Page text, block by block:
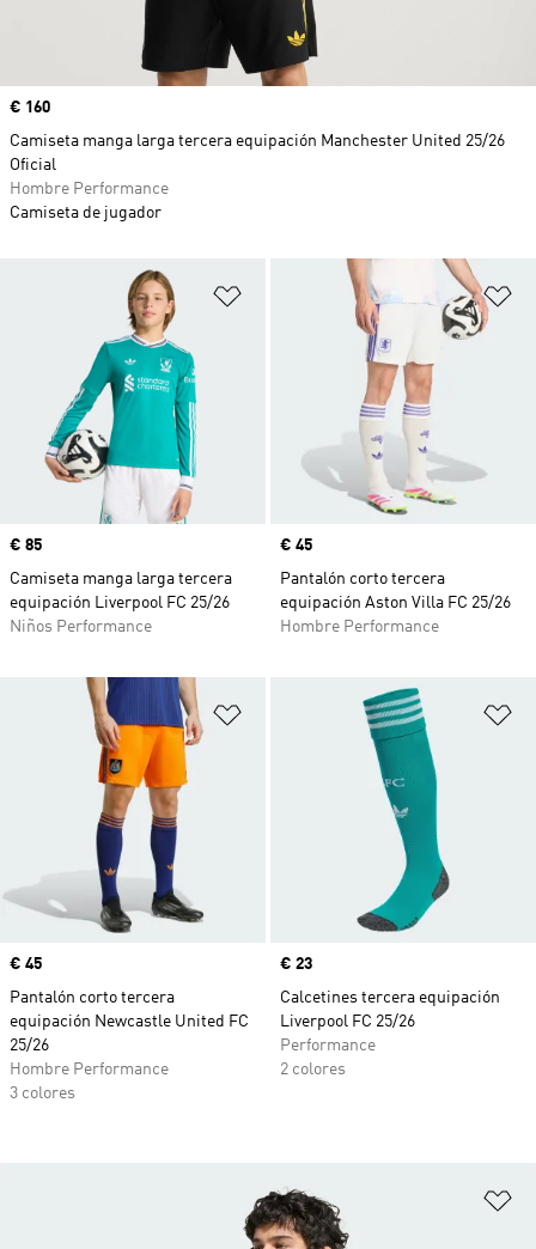
Añadir a la lista de deseos
Precio
€ 85
Camiseta manga larga tercera
equipación Liverpool FC 25/26
Niños Performance
Precio
€ 45
Pantalón corto tercera
equipación Aston Villa FC 25/26
Hombre Performance
Añadir a la lista de deseos
Precio
€ 45
Pantalón corto tercera
equipación Newcastle United FC
25/26
Hombre Performance
3 colores
Precio
€ 23
Calcetines tercera equipación
Liverpool FC 25/26
Performance
2 colores
Precio
€ 160
Camiseta manga larga tercera equipación Manchester United 25/26
Oficial
Hombre Performance
Camiseta de jugador